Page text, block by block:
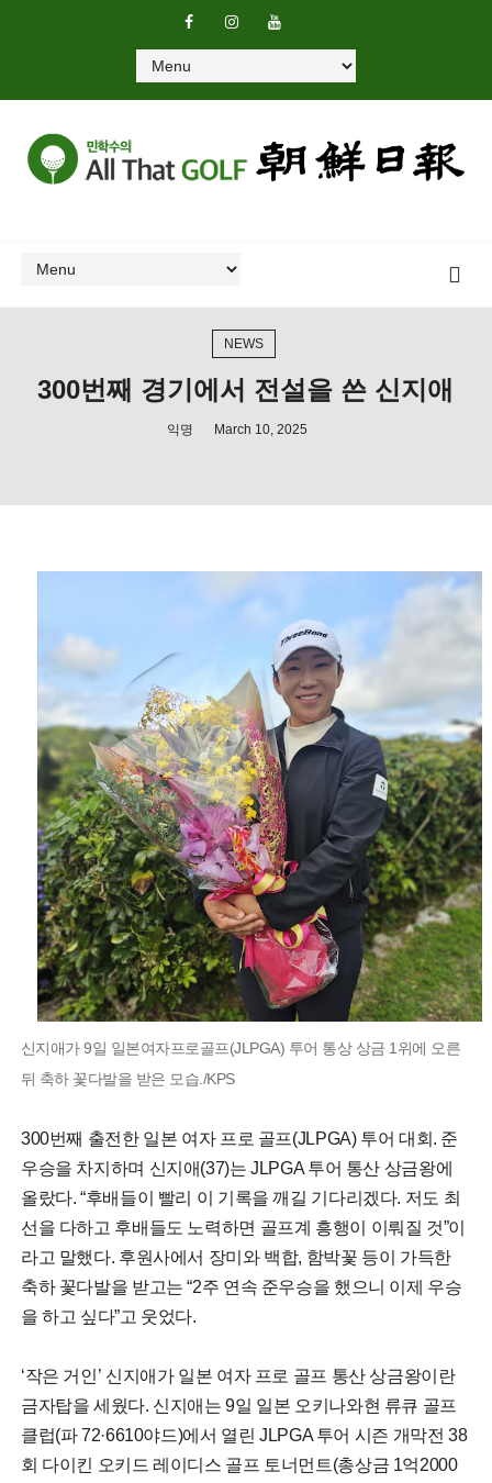
NEWS
300번째 경기에서 전설을 쓴 신지애
익명 March 10, 2025
신지애가 9일 일본여자프로골프(JLPGA) 투어 통상 상금 1위에 오른
뒤 축하 꽃다발을 받은 모습./KPS
300번째 출전한 일본 여자 프로 골프(JLPGA) 투어 대회. 준
우승을 차지하며 신지애(37)는 JLPGA 투어 통산 상금왕에
올랐다. “후배들이 빨리 이 기록을 깨길 기다리겠다. 저도 최
선을 다하고 후배들도 노력하면 골프계 흥행이 이뤄질 것”이
라고 말했다. 후원사에서 장미와 백합, 함박꽃 등이 가득한
축하 꽃다발을 받고는 “2주 연속 준우승을 했으니 이제 우승
을 하고 싶다”고 웃었다.
‘작은 거인’ 신지애가 일본 여자 프로 골프 통산 상금왕이란
금자탑을 세웠다. 신지애는 9일 일본 오키나와현 류큐 골프
클럽(파 72·6610야드)에서 열린 JLPGA 투어 시즌 개막전 38
회 다이킨 오키드 레이디스 골프 토너먼트(총상금 1억2000